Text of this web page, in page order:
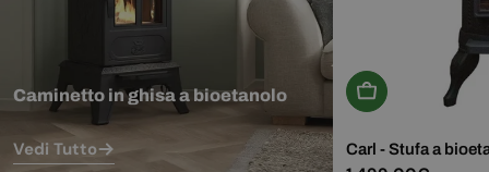
Caminetto in ghisa a bioetanolo
Vedi Tutto
Aggiungi Al
Carl - Stufa a